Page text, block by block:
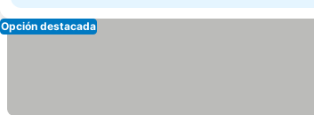
Opción destacada